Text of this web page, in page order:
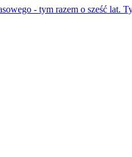
- tym razem o sześć lat.